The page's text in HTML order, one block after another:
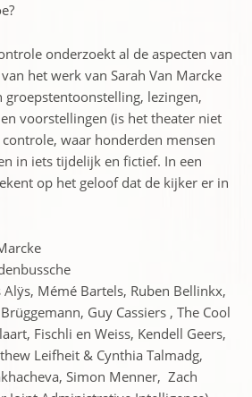
onderzoekt al de aspecten van
het werk van Sarah Van Marcke
lezingen,
voorstellingen (is het theater niet
waar honderden mensen
in iets tijdelijk en fictief. In een
op het geloof dat de kijker er in
Mémé Bartels, Ruben Bellinkx,
Guy Cassiers , The Cool
Fischli en Weiss, Kendell Geers,
Leifheit & Cynthia Talmadg,
Simon Menner, Zach